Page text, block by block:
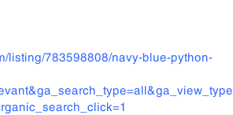
listing/783598808/navy-blue-python-